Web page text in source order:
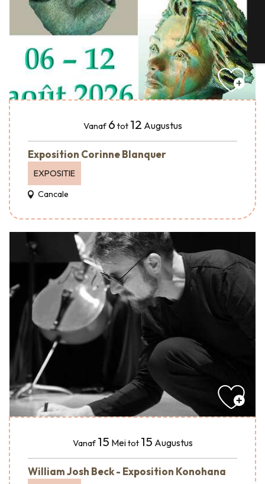
Vanaf 6 tot 12 Augustus
Exposition Corinne Blanquer
EXPOSITIE
Cancale
Vanaf 15 Meitot 15 Augustus
William Josh Beck - Exposition Konohana